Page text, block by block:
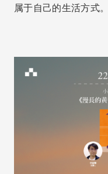
属于自己的生活方式。